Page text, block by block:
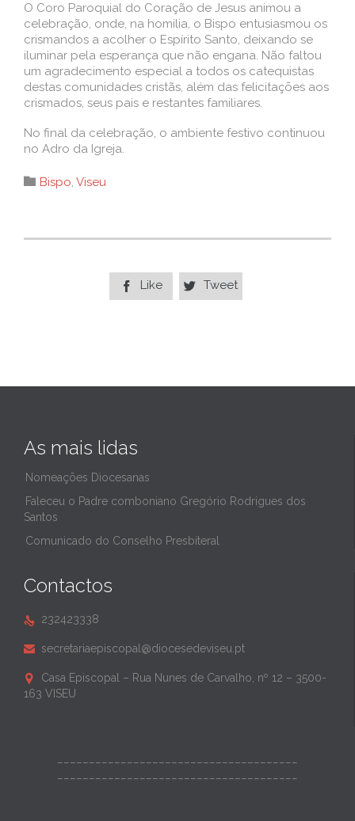
O Coro Paroquial do Coração de Jesus animou a
celebração, onde, na homilia, o Bispo entusiasmou os
crismandos a acolher o Espírito Santo, deixando se
iluminar pela esperança que não engana. Não faltou
um agradecimento especial a todos os catequistas
destas comunidades cristãs, além das felicitações aos
crismados, seus pais e restantes familiares.
No final da celebração, o ambiente festivo continuou
no Adro da Igreja.
 Category
Bispo, Viseu
 Like  Tweet
As mais lidas
Nomeações Diocesanas
Faleceu o Padre comboniano Gregório Rodrigues dos
Santos
Comunicado do Conselho Presbiteral
Contactos
 232423338
 secretariaepiscopal@diocesedeviseu.pt

Casa Episcopal – Rua Nunes de Carvalho, nº 12 – 3500-
163 VISEU